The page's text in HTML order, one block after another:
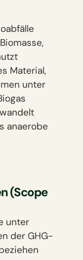
Material,
unter
anaerobe
(Scope
unter
der GHG-